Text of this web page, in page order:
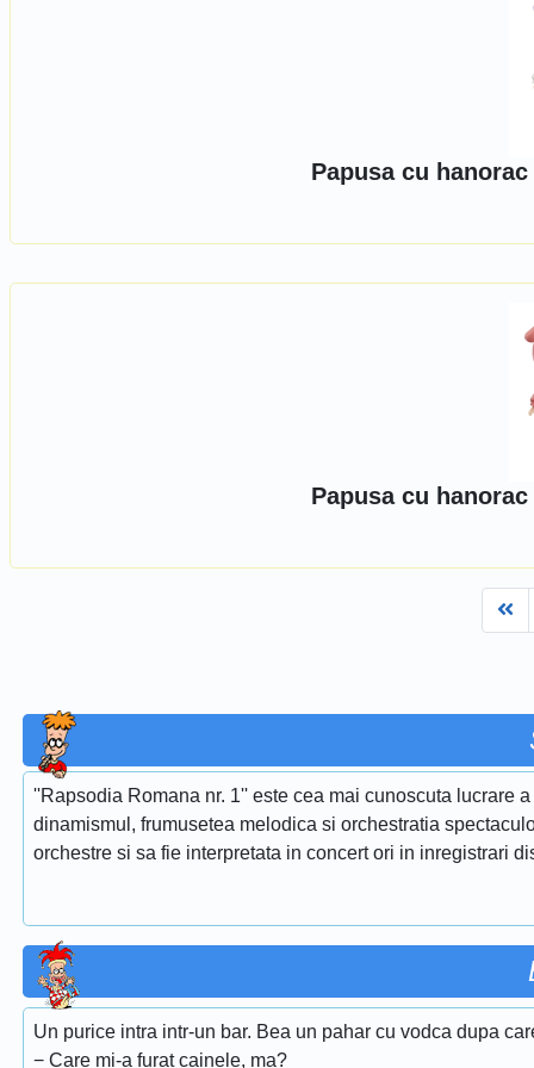
Papusa cu
Papusa cu
''Rapsodia Romana nr. 1'' este cea mai cunoscuta lucrare
dinamismul, frumusetea melodica si orchestratia
orchestre si sa fie interpretata in concert ori in inregistrari
Un purice intra intr-un bar. Bea un pahar cu vodca dupa
− Care mi-a furat cainele, ma?